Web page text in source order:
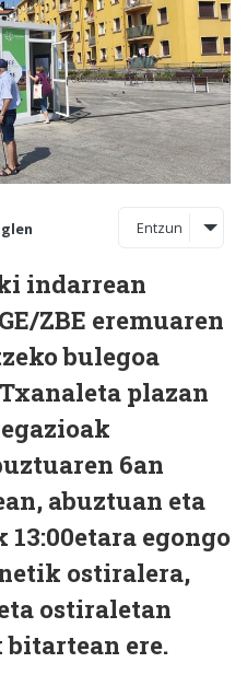
Entzun
indarrean
ZBE eremuaren
bulegoa
plazan
6an
abuztuan eta
egongo
ostiralera,
ostiraletan
bitartean ere.